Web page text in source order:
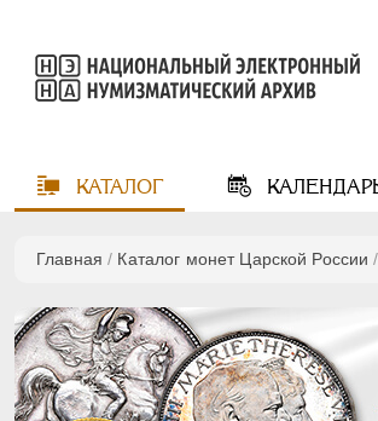
КАТАЛОГ
Главная / Каталог монет Царской России /